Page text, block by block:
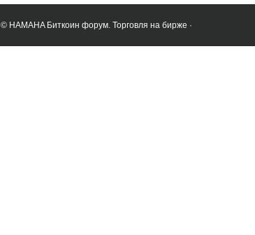
© HAMAHA Биткоин форум. Торговля на бирже ·